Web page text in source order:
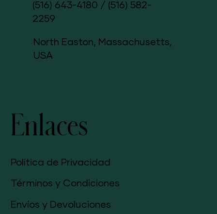
(516) 643-4180 / (516) 582-
2259
North Easton, Massachusetts,
USA
Enlaces
Política de Privacidad
Términos y Condiciones
Envíos y Devoluciones